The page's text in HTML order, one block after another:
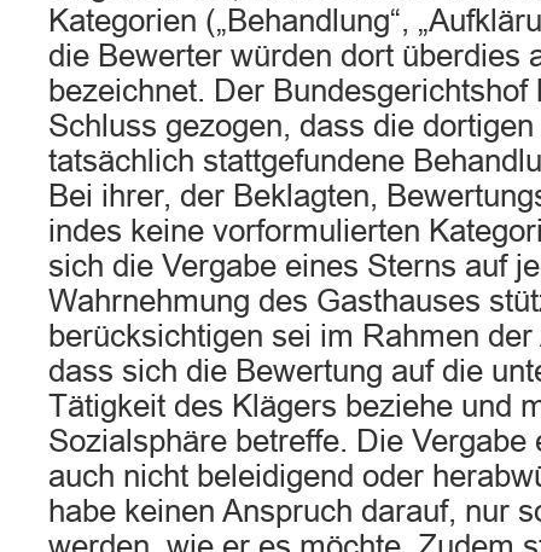
Kategorien („Behandlung“,
die Bewerter würden dort überdies
bezeichnet. Der Bundesgerichtshof
Schluss gezogen, dass die
tatsächlich stattgefundene
Bei ihrer, der Beklagten,
indes keine vorformulierten
sich die Vergabe eines Sterns auf
Wahrnehmung des Gasthauses
berücksichtigen sei im Rahmen
dass sich die Bewertung auf die
Tätigkeit des Klägers beziehe und
Sozialsphäre betreffe. Die Vergabe
auch nicht beleidigend oder
habe keinen Anspruch darauf, nur